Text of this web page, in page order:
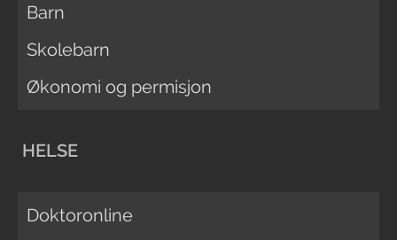
Barn
Skolebarn
Økonomi og permisjon
HELSE
Doktoronline